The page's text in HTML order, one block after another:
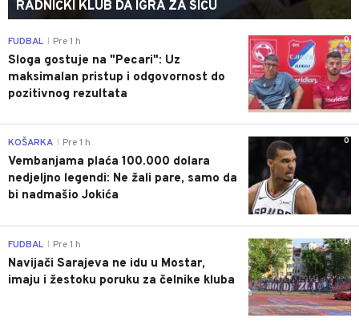
RADNIČKI KLUB DA IGRA ZA SIĆU
0
FUDBAL Pre 1 h
Sloga gostuje na "Pecari": Uz
maksimalan pristup i odgovornost do
pozitivnog rezultata
0
KOŠARKA Pre 1 h
Vembanjama plaća 100.000 dolara
nedjeljno legendi: Ne žali pare, samo da
bi nadmašio Jokića
0
FUDBAL Pre 1 h
Navijači Sarajeva ne idu u Mostar,
imaju i žestoku poruku za čelnike kluba